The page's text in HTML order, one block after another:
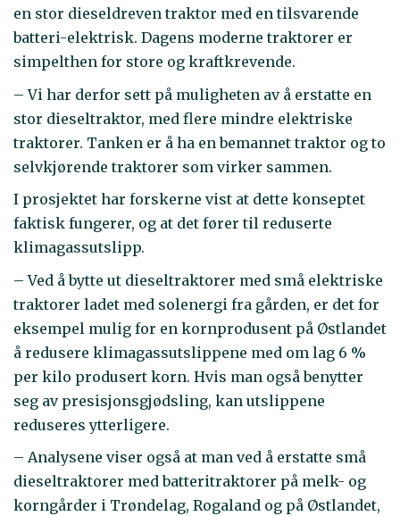
en stor dieseldreven traktor med en tilsvarende
batteri-elektrisk. Dagens moderne traktorer er
simpelthen for store og kraftkrevende.
– Vi har derfor sett på muligheten av å erstatte en
stor dieseltraktor, med flere mindre elektriske
traktorer. Tanken er å ha en bemannet traktor og to
selvkjørende traktorer som virker sammen.
I prosjektet har forskerne vist at dette konseptet
faktisk fungerer, og at det fører til reduserte
klimagassutslipp.
– Ved å bytte ut dieseltraktorer med små elektriske
traktorer ladet med solenergi fra gården, er det for
eksempel mulig for en kornprodusent på Østlandet
å redusere klimagassutslippene med om lag 6 %
per kilo produsert korn. Hvis man også benytter
seg av presisjonsgjødsling, kan utslippene
reduseres ytterligere.
– Analysene viser også at man ved å erstatte små
dieseltraktorer med batteritraktorer på melk- og
korngårder i Trøndelag, Rogaland og på Østlandet,